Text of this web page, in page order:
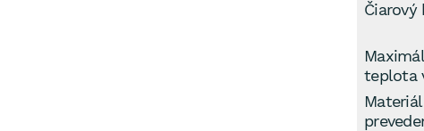
Čiarový
teplota